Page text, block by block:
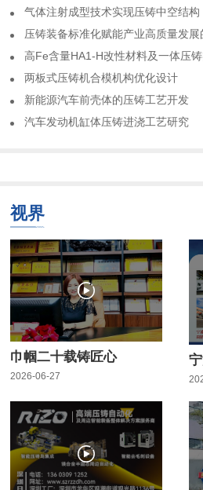
气体注射成型技术实现压铸中空结构
高Fe含量HA1-H改性材料及一体压
两板式压铸机合模机构优化设计
​新能源汽车前壳体的压铸工艺开发
​汽车发动机缸体压铸进浇工艺研究
视界
巾帼二十载铸匠心
2026-06-27